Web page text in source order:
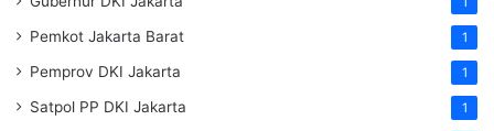
Pemkot Jakarta Barat 1
Pemprov DKI Jakarta 1
Satpol PP DKI Jakarta 1